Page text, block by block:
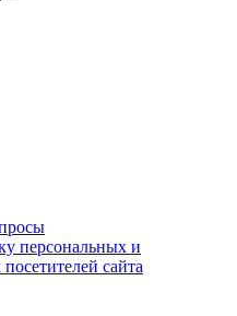
персональных и
сайта